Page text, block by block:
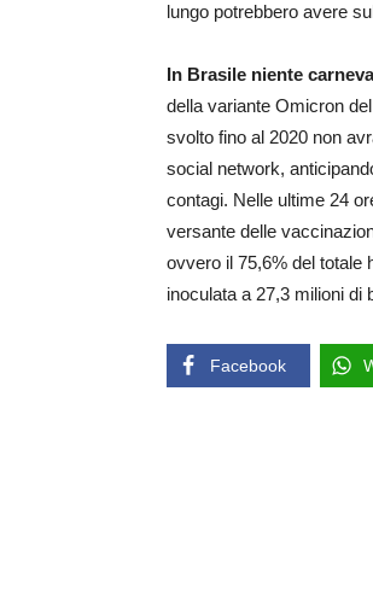
lungo potrebbero avere
In Brasile niente
della variante Omicron
svolto fino al 2020 non
social network,
contagi. Nelle ultime 24
versante delle
ovvero il 75,6% del totale
inoculata a 27,3 milioni di
Facebook